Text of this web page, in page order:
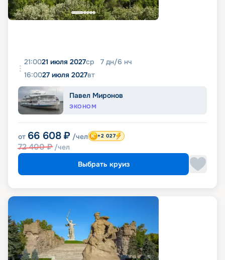
21:0021 июля 2027ср 7 дн/6 нч
16:0027 июля 2027вт
Павел Миронов
ЭКОНОМ
от 66 608 ₽ /чел
72 400₽ /чел
+2 027
Выбрать круиз